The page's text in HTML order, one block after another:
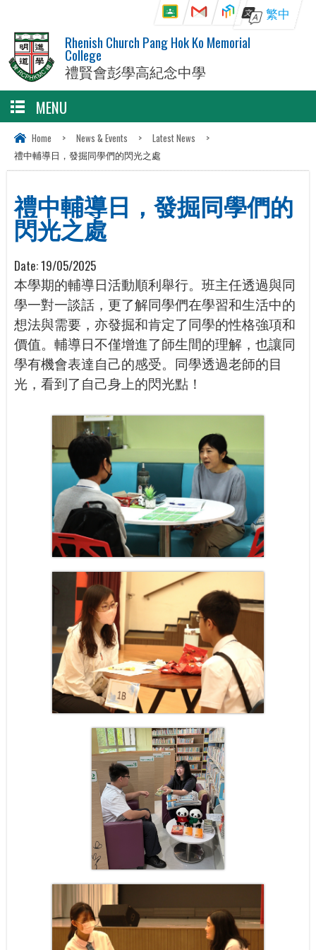
Rhenish Church Pang Hok Ko Memorial
College
禮賢會彭學高紀念中學
繁中
MENU
Home > News & Events > Latest News
>
禮中輔導日，發掘同學們的閃光之處
禮中輔導日，發掘同學們的
閃光之處
Date:19/05/2025
本學期的輔導日活動順利舉行。班主任透過與同
學一對一談話，更了解同學們在學習和生活中的
想法與需要，亦發掘和肯定了同學的性格強項和
價值。輔導日不僅增進了師生間的理解，也讓同
學有機會表達自己的感受。同學透過老師的目
光，看到了自己身上的閃光點！